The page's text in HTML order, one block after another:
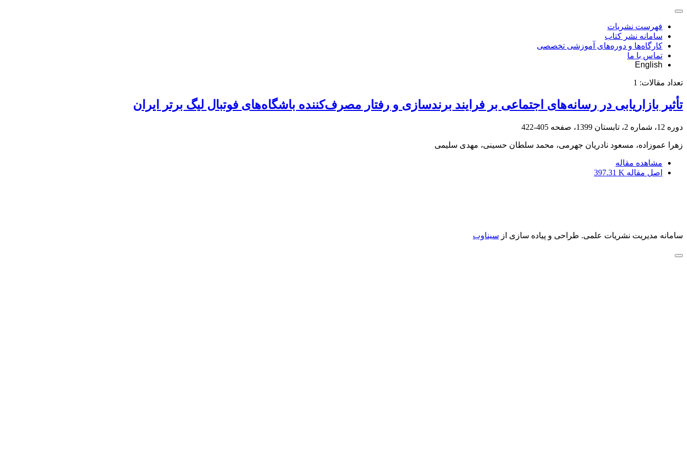
فهرست نشریات
سامانه نشر کتاب
کارگاه‌ها و دوره‌های آموزشی تخصصی
تماس با ما
English
تعداد مقالات: 1
تأثیر بازاریابی در رسانه‌های اجتماعی بر فرایند برندسازی و رفتار مصرف‌کننده باشگاه‌های فوتبال لیگ برتر ایران
دوره 12، شماره 2، تابستان 1399، صفحه 405-422
زهرا عموزاده، مسعود نادریان جهرمی، محمد سلطان حسینی، مهدی سلیمی
مشاهده مقاله
اصل مقاله 397.31 K
سامانه مدیریت نشریات علمی. طراحی و پیاده سازی از سیناوب